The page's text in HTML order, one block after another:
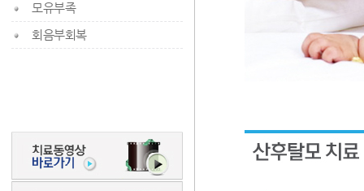
모유부족
회음부회복